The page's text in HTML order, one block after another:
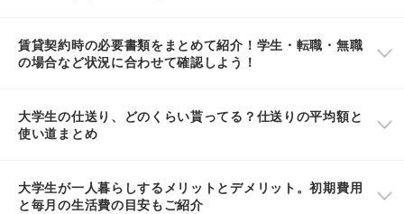
賃貸契約時の必要書類をまとめて紹介！学生・転職・無職
の場合など状況に合わせて確認しよう！
大学生の仕送り、どのくらい貰ってる？仕送りの平均額と
使い道まとめ
大学生が一人暮らしするメリットとデメリット。初期費用
と毎月の生活費の目安もご紹介